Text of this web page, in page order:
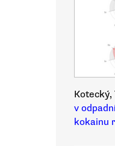
Kotecký,
v
kokainu